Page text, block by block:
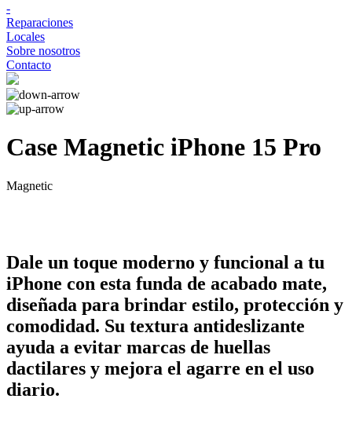
-
Reparaciones
Locales
Sobre nosotros
Contacto
Case Magnetic iPhone 15 Pro
Magnetic
Dale un toque moderno y funcional a tu
iPhone con esta funda de acabado mate,
diseñada para brindar estilo, protección y
comodidad. Su textura antideslizante
ayuda a evitar marcas de huellas
dactilares y mejora el agarre en el uso
diario.